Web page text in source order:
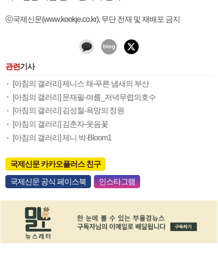
ⓒ국제신문(www.kookje.co.kr), 무단 전재 및 재배포 금지
관련기사
[아침의 갤러리] 제니스 채-푸른 냄새의 부산
[아침의 갤러리] 문재필-여름_저녁무렵의호수
[아침의 갤러리] 김성철-욕망의 정원
[아침의 갤러리] 김춘자-웃음꽃
[아침의 갤러리] 제니 박-Bloom1
국제신문 카카오플러스 친구
국제신문 공식 페이스북 인스타그램